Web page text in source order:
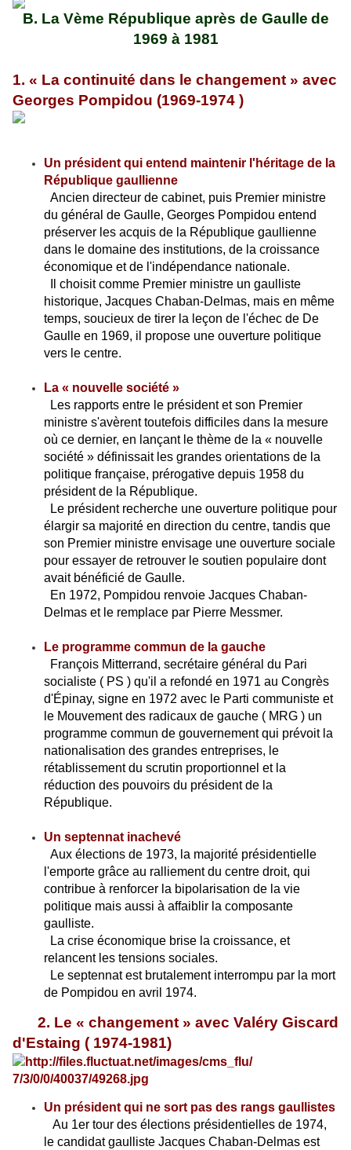
B. La Vème République après de Gaulle de
1969 à 1981
1. « La continuité dans le changement » avec
Georges Pompidou (1969-1974 )
Un président qui entend maintenir l'héritage de la
République gaullienne
Ancien directeur de cabinet, puis Premier ministre
du général de Gaulle, Georges Pompidou entend
préserver les acquis de la République gaullienne
dans le domaine des institutions, de la croissance
économique et de l'indépendance nationale.
Il choisit comme Premier ministre un gaulliste
historique, Jacques Chaban-Delmas, mais en même
temps, soucieux de tirer la leçon de l'échec de De
Gaulle en 1969, il propose une ouverture politique
vers le centre.
La « nouvelle société »
Les rapports entre le président et son Premier
ministre s'avèrent toutefois difficiles dans la mesure
où ce dernier, en lançant le thème de la « nouvelle
société » définissait les grandes orientations de la
politique française, prérogative depuis 1958 du
président de la République.
Le président recherche une ouverture politique pour
élargir sa majorité en direction du centre, tandis que
son Premier ministre envisage une ouverture sociale
pour essayer de retrouver le soutien populaire dont
avait bénéficié de Gaulle.
En 1972, Pompidou renvoie Jacques Chaban-
Delmas et le remplace par Pierre Messmer.
Le programme commun de la gauche
François Mitterrand, secrétaire général du Pari
socialiste ( PS ) qu'il a refondé en 1971 au Congrès
d'Épinay, signe en 1972 avec le Parti communiste et
le Mouvement des radicaux de gauche ( MRG ) un
programme commun de gouvernement qui prévoit la
nationalisation des grandes entreprises, le
rétablissement du scrutin proportionnel et la
réduction des pouvoirs du président de la
République.
Un septennat inachevé
Aux élections de 1973, la majorité présidentielle
l'emporte grâce au ralliement du centre droit, qui
contribue à renforcer la bipolarisation de la vie
politique mais aussi à affaiblir la composante
gaulliste.
La crise économique brise la croissance, et
relancent les tensions sociales.
Le septennat est brutalement interrompu par la mort
de Pompidou en avril 1974.
2. Le « changement » avec Valéry Giscard
d'Estaing ( 1974-1981)
Un président qui ne sort pas des rangs gaullistes
Au 1er tour des élections présidentielles de 1974,
le candidat gaulliste Jacques Chaban-Delmas est